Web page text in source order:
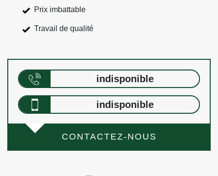
Prix imbattable
Travail de qualité
indisponible
indisponible
CONTACTEZ-NOUS